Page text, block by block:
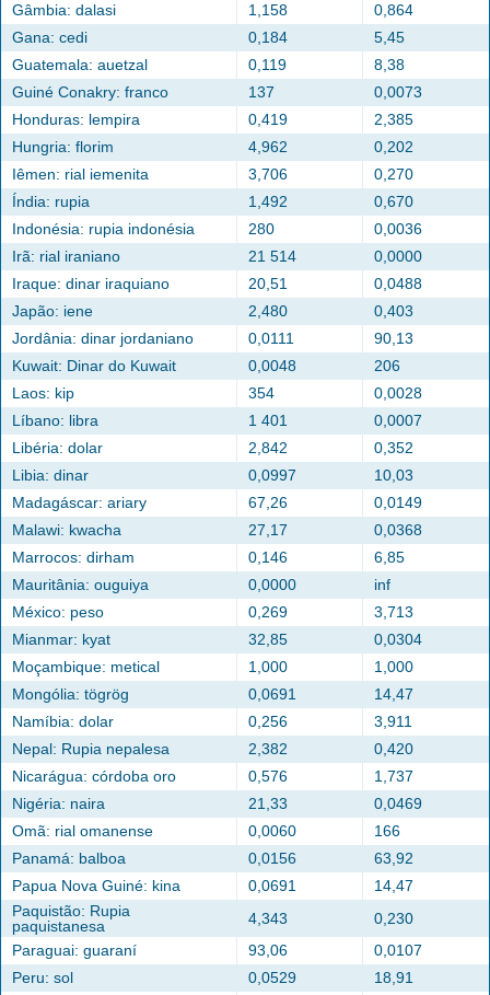
Gâmbia: dalasi
1,158
0,864
Gana: cedi
0,184
5,45
Guatemala: auetzal
0,119
8,38
Guiné Conakry: franco
137
0,0073
Honduras: lempira
0,419
2,385
Hungria: florim
4,962
0,202
Iêmen: rial iemenita
3,706
0,270
Índia: rupia
1,492
0,670
Indonésia: rupia indonésia
280
0,0036
Irã: rial iraniano
21 514
0,0000
Iraque: dinar iraquiano
20,51
0,0488
Japão: iene
2,480
0,403
Jordânia: dinar jordaniano
0,0111
90,13
Kuwait: Dinar do Kuwait
0,0048
206
Laos: kip
354
0,0028
Líbano: libra
1 401
0,0007
Libéria: dolar
2,842
0,352
Libia: dinar
0,0997
10,03
Madagáscar: ariary
67,26
0,0149
Malawi: kwacha
27,17
0,0368
Marrocos: dirham
0,146
6,85
Mauritânia: ouguiya
0,0000
inf
México: peso
0,269
3,713
Mianmar: kyat
32,85
0,0304
Moçambique: metical
1,000
1,000
Mongólia: tögrög
0,0691
14,47
Namíbia: dolar
0,256
3,911
Nepal: Rupia nepalesa
2,382
0,420
Nicarágua: córdoba oro
0,576
1,737
Nigéria: naira
21,33
0,0469
Omã: rial omanense
0,0060
166
Panamá: balboa
0,0156
63,92
Papua Nova Guiné: kina
0,0691
14,47
Paquistão: Rupia
paquistanesa
4,343
0,230
Paraguai: guaraní
93,06
0,0107
Peru: sol
0,0529
18,91